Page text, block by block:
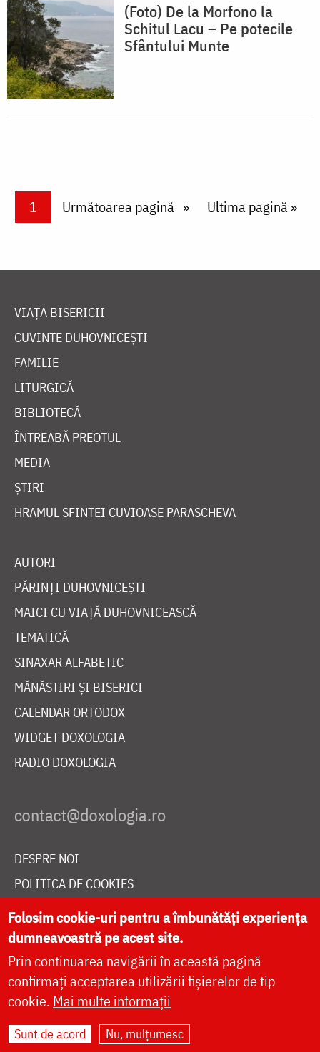
(Foto) De la Morfono la
Schitul Lacu – Pe potecile
Sfântului Munte
PaginareCurrent page
1 Next page
Următoarea pagină Last page
Ultima pagină »
VIAȚA BISERICII
CUVINTE DUHOVNICEȘTI
FAMILIE
LITURGICĂ
BIBLIOTECĂ
ÎNTREABĂ PREOTUL
MEDIA
ȘTIRI
HRAMUL SFINTEI CUVIOASE PARASCHEVA
AUTORI
PĂRINȚI DUHOVNICEȘTI
MAICI CU VIAȚĂ DUHOVNICEASCĂ
TEMATICĂ
SINAXAR ALFABETIC
MĂNĂSTIRI ȘI BISERICI
CALENDAR ORTODOX
WIDGET DOXOLOGIA
RADIO DOXOLOGIA
DESPRE NOI
POLITICA DE COOKIES
DONEAZĂ ONLINE PENTRU CATEDRALA NAȚIONALĂ
LIVE
Site dezvoltat deDOXOLOGIA MEDIA
Folosim cookie-uri pentru a îmbunătăți experiența
dumneavoastră pe acest site.
Prin continuarea navigării în această pagină
confirmați acceptarea utilizării fișierelor de tip
cookie. Mai multe informații
Sunt de acord Nu, mulțumesc